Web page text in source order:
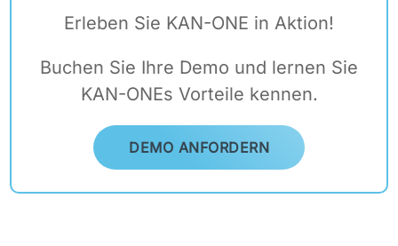
Erleben Sie KAN-ONE in Aktion!
Buchen Sie Ihre Demo und lernen Sie
KAN-ONEs Vorteile kennen.
DEMO ANFORDERN